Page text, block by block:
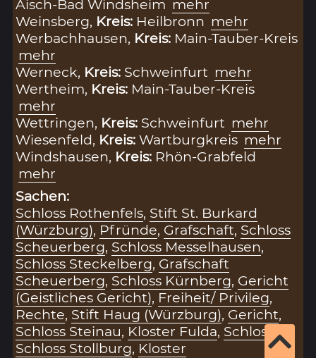
Aisch-Bad Windsheim mehr
Weinsberg, Kreis: Heilbronn mehr
Werbachhausen, Kreis: Main-Tauber-Kreis
mehr
Werneck, Kreis: Schweinfurt mehr
Wertheim, Kreis: Main-Tauber-Kreis
mehr
Wettringen, Kreis: Schweinfurt mehr
Wiesenfeld, Kreis:Wartburgkreis mehr
Windshausen, Kreis: Rhön-Grabfeld
mehr
Sachen:
Schloss Rothenfels, Stift St. Burkard
(Würzburg), Pfründe, Grafschaft, Schloss
Scheuerberg, Schloss Messelhausen,
Schloss Steckelberg, Grafschaft
Scheuerberg, Schloss Kürnberg, Gericht
(Geistliches Gericht), Freiheit/ Privileg,
Rechte, Stift Haug (Würzburg), Gericht,
Schloss Steinau, Kloster Fulda, Schloss
Schloss Stollburg, Kloster